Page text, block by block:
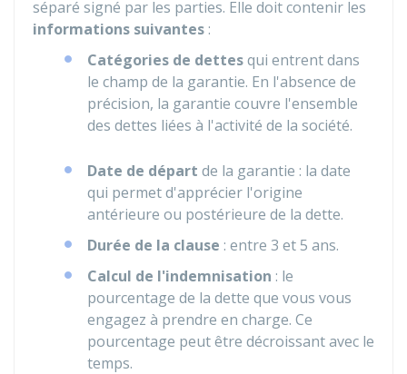
séparé signé par les parties. Elle doit contenir les
informations suivantes :
Catégories de dettesqui entrent dans
le champ de la garantie. En l'absence de
précision, la garantie couvre l'ensemble
des dettes liées à l'activité de la société.
Date de départ de la garantie : la date
qui permet d'apprécier l'origine
antérieure ou postérieure de la dette.
Durée de la clause : entre 3 et 5 ans.
Calcul de l'indemnisation : le
pourcentage de la dette que vous vous
engagez à prendre en charge. Ce
pourcentage peut être décroissant avec le
temps.